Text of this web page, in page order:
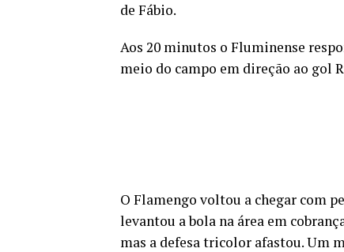
de Fábio.
Aos 20 minutos o Fluminense
meio do campo em direção ao gol
O Flamengo voltou a chegar com
levantou a bola na área em
mas a defesa tricolor afastou. Um